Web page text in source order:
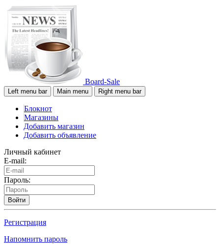
Board-Sale
Left menu bar Main menu Right menu bar
Блокнот
Магазины
Добавить магазин
Добавить объявление
Личный кабинет
E-mail:
Пароль:
Войти
Регистрация
Напомнить пароль